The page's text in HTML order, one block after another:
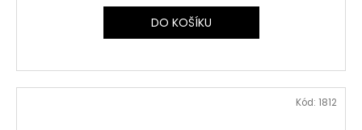
DO KOŠÍKU
Kód: 1812